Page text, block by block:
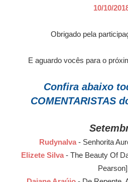
10/10/
Obrigado pela
E aguardo vocês para o
Confira abaixo
COMENTARISTAS
Rudynalva - Senhorita
Elizete Silva - The Beauty Of
Pearson]